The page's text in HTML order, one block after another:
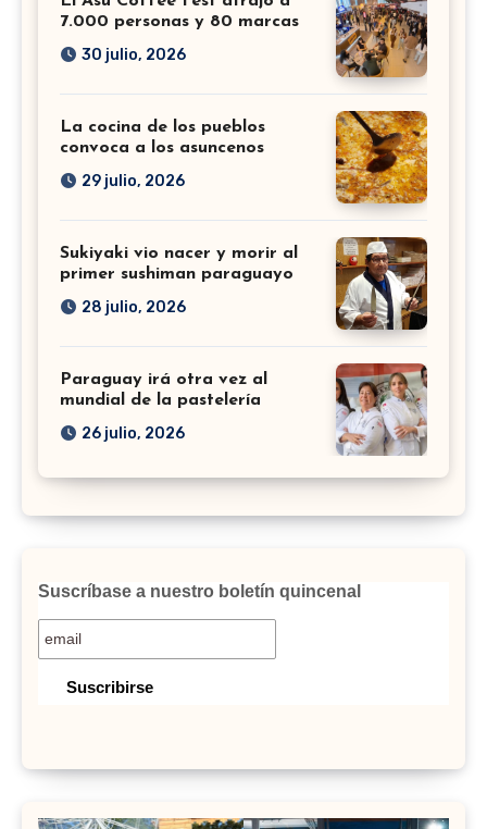
7.000 personas y 80 marcas
30 julio, 2026
La cocina de los pueblos
convoca a los asuncenos
29 julio, 2026
Sukiyaki vio nacer y morir al
primer sushiman paraguayo
28 julio, 2026
Paraguay irá otra vez al
mundial de la pastelería
26 julio, 2026
Suscríbase a nuestro boletín quincenal